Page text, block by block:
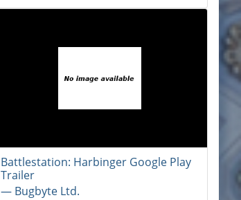
Battlestation: Harbinger Google Play
Trailer
― Bugbyte Ltd.